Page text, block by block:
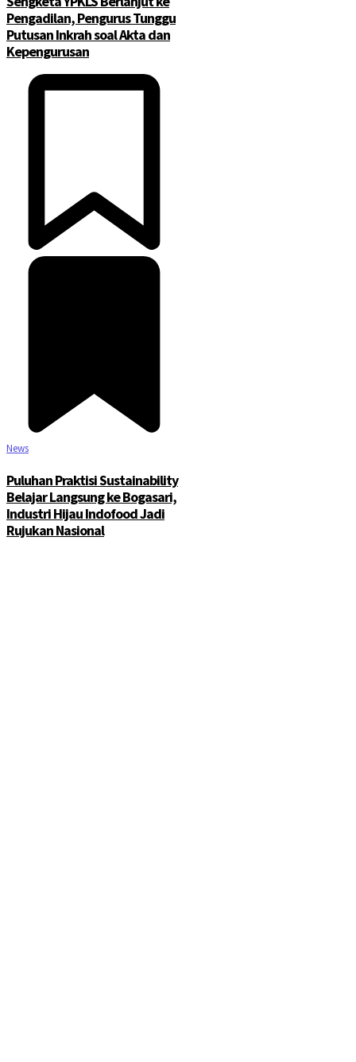
Pengadilan, Pengurus Tunggu
Putusan Inkrah soal Akta dan
Kepengurusan
News
Puluhan Praktisi Sustainability
Belajar Langsung ke Bogasari,
Industri Hijau Indofood Jadi
Rujukan Nasional